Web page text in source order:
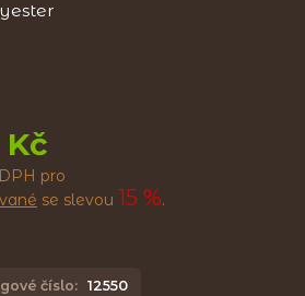
Kč
pro
se slevou 15 %.
číslo: 12550